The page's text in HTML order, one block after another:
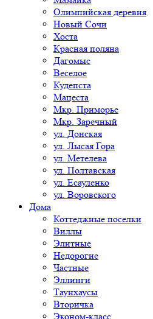
Олимпийская деревня
Новый Сочи
Хоста
Красная поляна
Дагомыс
Веселое
Кудепста
Мацеста
Мкр. Приморье
Мкр. Заречный
ул. Донская
ул. Лысая Гора
ул. Метелева
ул. Полтавская
ул. Есауленко
ул. Воровского
Дома
Коттеджные поселки
Виллы
Элитные
Недорогие
Частные
Эллинги
Таунхаусы
Вторичка
Эконом-класс